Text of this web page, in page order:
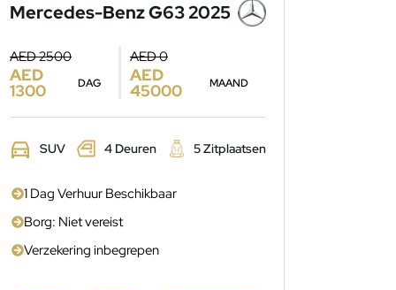
Mercedes-Benz G63 2025
AED 2500
AED
1300 DAG
AED 0
AED
45000 MAAND
SUV 4 Deuren 5 Zitplaatsen
1 Dag Verhuur Beschikbaar
Borg: Niet vereist
Verzekering inbegrepen